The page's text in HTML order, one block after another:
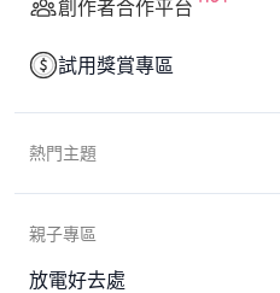
創作者合作平台
試用獎賞專區
熱門主題
親子專區
放電好去處